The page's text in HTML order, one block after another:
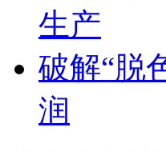
生产
破解“脱
润